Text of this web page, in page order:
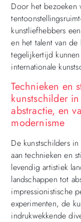
Door het bezoeken
kunstliefhebbers
en het talent van
tegelijkertijd
internationale
Technieken en
kunstschilder
abstractie, en
modernisme
De kunstschilders
aan technieken en
levendig artistiek
landschappen tot
impressionistische
experimenten, de
indrukwekkende